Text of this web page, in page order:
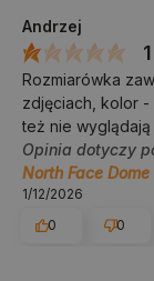
Andrzej
1
Rozmiarówka
zdjęciach, kolor -
też nie
Opinia dotyczy
North Face
1/12/2026
0
0